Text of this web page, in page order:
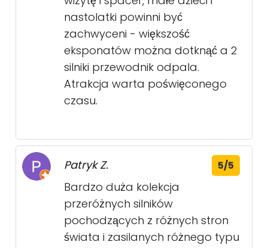
nastolatki powinni być
zachwyceni - większość
eksponatów można dotknąć a 2
silniki przewodnik odpala.
Atrakcja warta poświęconego
czasu.
Patryk Z. 5/5
Bardzo duża kolekcja
przeróżnych silników
pochodzących z różnych stron
świata i zasilanych różnego typu